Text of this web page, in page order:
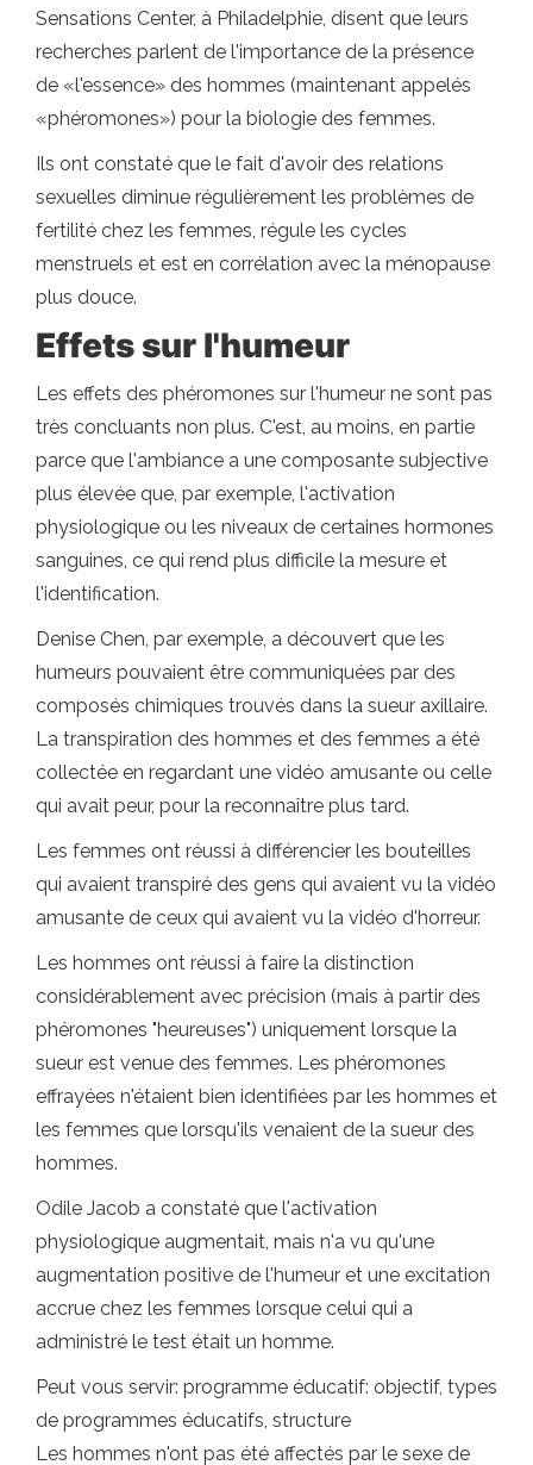
Sensations Center, à Philadelphie, disent que leurs
recherches parlent de l'importance de la présence
de «l'essence» des hommes (maintenant appelés
«phéromones») pour la biologie des femmes.
Ils ont constaté que le fait d'avoir des relations
sexuelles diminue régulièrement les problèmes de
fertilité chez les femmes, régule les cycles
menstruels et est en corrélation avec la ménopause
plus douce.
Effets sur l'humeur
Les effets des phéromones sur l'humeur ne sont pas
très concluants non plus. C'est, au moins, en partie
parce que l'ambiance a une composante subjective
plus élevée que, par exemple, l'activation
physiologique ou les niveaux de certaines hormones
sanguines, ce qui rend plus difficile la mesure et
l'identification.
Denise Chen, par exemple, a découvert que les
humeurs pouvaient être communiquées par des
composés chimiques trouvés dans la sueur axillaire.
La transpiration des hommes et des femmes a été
collectée en regardant une vidéo amusante ou celle
qui avait peur, pour la reconnaître plus tard.
Les femmes ont réussi à différencier les bouteilles
qui avaient transpiré des gens qui avaient vu la vidéo
amusante de ceux qui avaient vu la vidéo d'horreur.
Les hommes ont réussi à faire la distinction
considérablement avec précision (mais à partir des
phéromones "heureuses") uniquement lorsque la
sueur est venue des femmes. Les phéromones
effrayées n'étaient bien identifiées par les hommes et
les femmes que lorsqu'ils venaient de la sueur des
hommes.
Odile Jacob a constaté que l'activation
physiologique augmentait, mais n'a vu qu'une
augmentation positive de l'humeur et une excitation
accrue chez les femmes lorsque celui qui a
administré le test était un homme.
Peut vous servir: programme éducatif: objectif, types
de programmes éducatifs, structure
Les hommes n'ont pas été affectés par le sexe de